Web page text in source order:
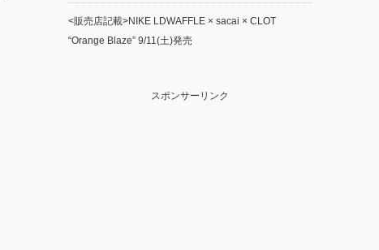
<販売店記載>NIKE LDWAFFLE × sacai × CLOT
“Orange Blaze” 9/11(土)発売
スポンサーリンク